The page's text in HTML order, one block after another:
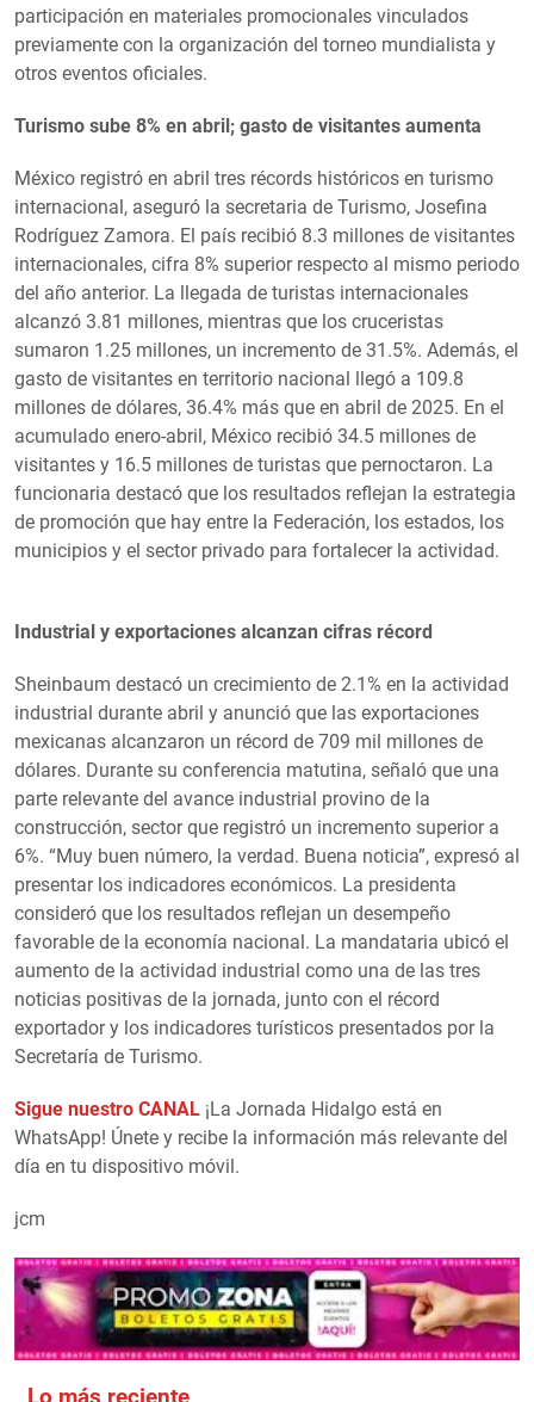
participación en materiales promocionales vinculados
previamente con la organización del torneo mundialista y
otros eventos oficiales.
Turismo sube 8% en abril; gasto de visitantes aumenta
México registró en abril tres récords históricos en turismo
internacional, aseguró la secretaria de Turismo, Josefina
Rodríguez Zamora. El país recibió 8.3 millones de visitantes
internacionales, cifra 8% superior respecto al mismo periodo
del año anterior. La llegada de turistas internacionales
alcanzó 3.81 millones, mientras que los cruceristas
sumaron 1.25 millones, un incremento de 31.5%. Además, el
gasto de visitantes en territorio nacional llegó a 109.8
millones de dólares, 36.4% más que en abril de 2025. En el
acumulado enero-abril, México recibió 34.5 millones de
visitantes y 16.5 millones de turistas que pernoctaron. La
funcionaria destacó que los resultados reflejan la estrategia
de promoción que hay entre la Federación, los estados, los
municipios y el sector privado para fortalecer la actividad.
Industrial y exportaciones alcanzan cifras récord
Sheinbaum destacó un crecimiento de 2.1% en la actividad
industrial durante abril y anunció que las exportaciones
mexicanas alcanzaron un récord de 709 mil millones de
dólares. Durante su conferencia matutina, señaló que una
parte relevante del avance industrial provino de la
construcción, sector que registró un incremento superior a
6%. “Muy buen número, la verdad. Buena noticia”, expresó al
presentar los indicadores económicos. La presidenta
consideró que los resultados reflejan un desempeño
favorable de la economía nacional. La mandataria ubicó el
aumento de la actividad industrial como una de las tres
noticias positivas de la jornada, junto con el récord
exportador y los indicadores turísticos presentados por la
Secretaría de Turismo.
Sigue nuestro CANAL ¡La Jornada Hidalgo está en
WhatsApp! Únete y recibe la información más relevante del
día en tu dispositivo móvil.
jcm